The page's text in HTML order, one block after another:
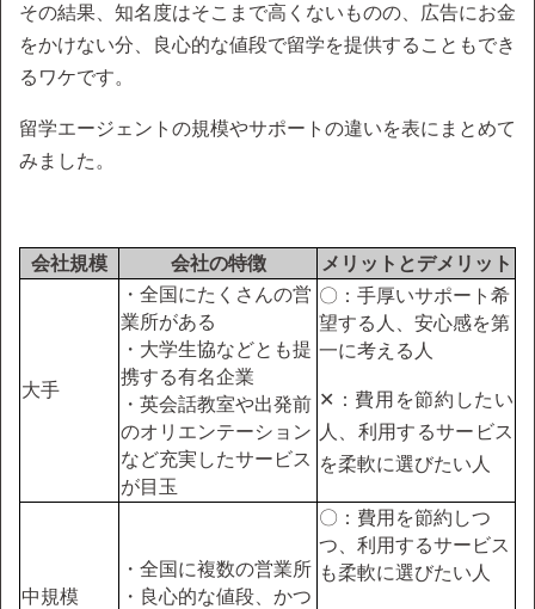
その結果、知名度はそこまで高くないものの、広告にお金
をかけない分、良心的な値段で留学を提供することもでき
るワケです。
留学エージェントの規模やサポートの違いを表にまとめて
みました。
会社規模 会社の特徴 メリットとデメリット
大手
・全国にたくさんの営
業所がある
・大学生協などとも提
携する有名企業
・英会話教室や出発前
のオリエンテーション
など充実したサービス
が目玉
〇：手厚いサポート希
望する人、安心感を第
一に考える人
✕：費用を節約したい
人、利用するサービス
を柔軟に選びたい人
中規模
・全国に複数の営業所
・良心的な値段、かつ
〇：費用を節約しつ
つ、利用するサービス
も柔軟に選びたい人